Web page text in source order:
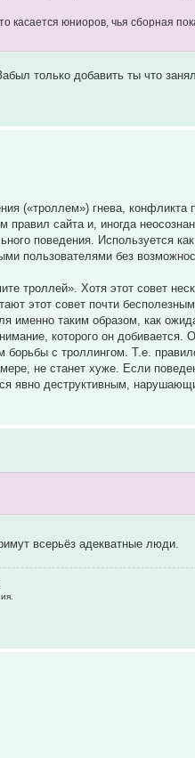
юниоров, чья сборная
только добавить ты что
(«троллем») гнева, конфликта
сайта и, иногда
поведения. Используется
пользователями без
троллей». Хотя этот совет
этот совет почти
именно таким образом, как
которого он добивается.
с троллингом. Т.е.
не станет хуже. Если
явно деструктивным,
всерьёз адекватные люди.